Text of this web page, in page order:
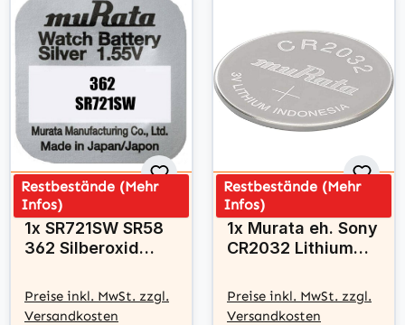
Restbestände (Mehr
Infos)
muRata
1x SR721SW SR58
362 Silberoxid
Sony 1,55 V
Preise inkl. MwSt. zzgl.
Versandkosten
Restbestände (Mehr
Infos)
muRata
1x Murata eh. Sony
CR2032 Lithium
Preise inkl. MwSt. zzgl.
Versandkosten